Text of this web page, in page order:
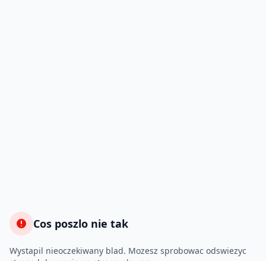
Cos poszlo nie tak
Wystapil nieoczekiwany blad. Mozesz sprobowac odswiezyc